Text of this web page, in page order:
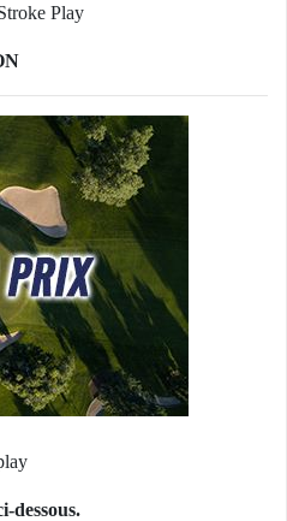
Play
dessous.